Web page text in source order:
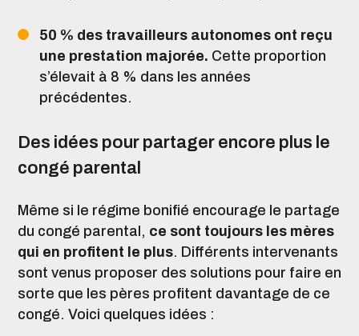
50 % des travailleurs autonomes ont reçu
une prestation majorée. Cette proportion
s’élevait à 8 % dans les années
précédentes.
Des idées pour partager encore plus le
congé parental
Même si le régime bonifié encourage le partage
du congé parental, ce sont toujours les mères
qui en profitent le plus. Différents intervenants
sont venus proposer des solutions pour faire en
sorte que les pères profitent davantage de ce
congé. Voici quelques idées :